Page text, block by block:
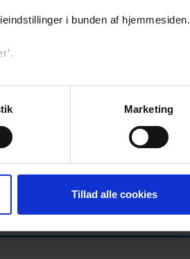
i bunden af hjemmesiden.
Marketing
Tillad alle cookies